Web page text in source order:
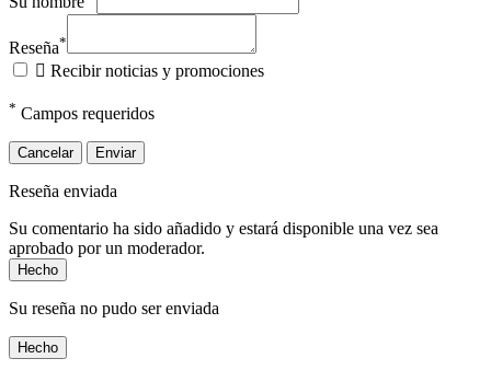
Reseña*
 Recibir noticias y promociones
* Campos requeridos
Cancelar Enviar
Reseña enviada
Su comentario ha sido añadido y estará disponible una vez sea
aprobado por un moderador.
Hecho
Su reseña no pudo ser enviada
Hecho